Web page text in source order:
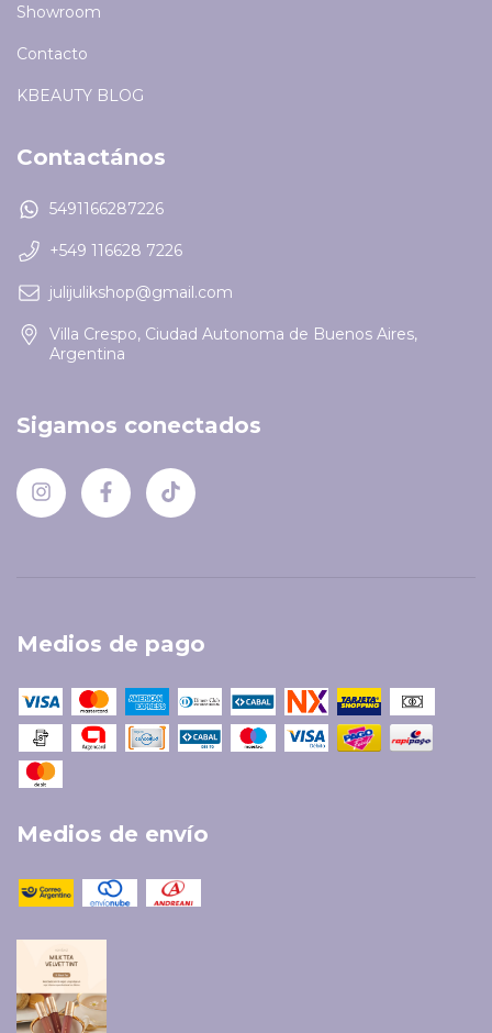
Showroom
Contacto
KBEAUTY BLOG
Contactános
5491166287226
+549 116628 7226
julijulikshop@gmail.com
Villa Crespo, Ciudad Autonoma de Buenos Aires,
Argentina
Sigamos conectados
Medios de pago
Medios de envío